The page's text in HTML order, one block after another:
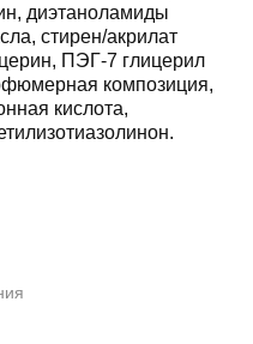
диэтаноламиды
стирен/акрилат
ПЭГ-7 глицерил
композиция,
кислота,